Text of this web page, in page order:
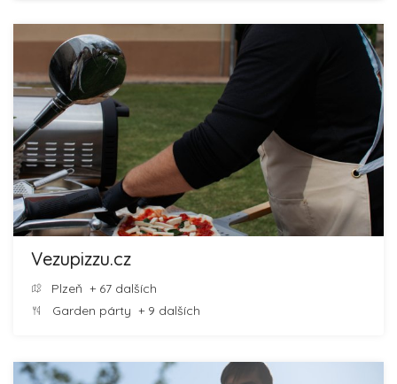
Vezupizzu.cz
Plzeň + 67 dalších
Garden párty + 9 dalších